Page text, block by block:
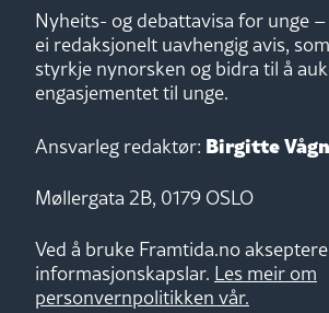
Nyheits- og debattavisa for unge
ei redaksjonelt uavhengig avis,
styrkje nynorsken og bidra til å
engasjementet til unge.
Ansvarleg redaktør: Birgitte
Møllergata 2B, 0179 OSLO
Ved å bruke Framtida.no
informasjonskapslar. Les meir om
personvernpolitikken vår.